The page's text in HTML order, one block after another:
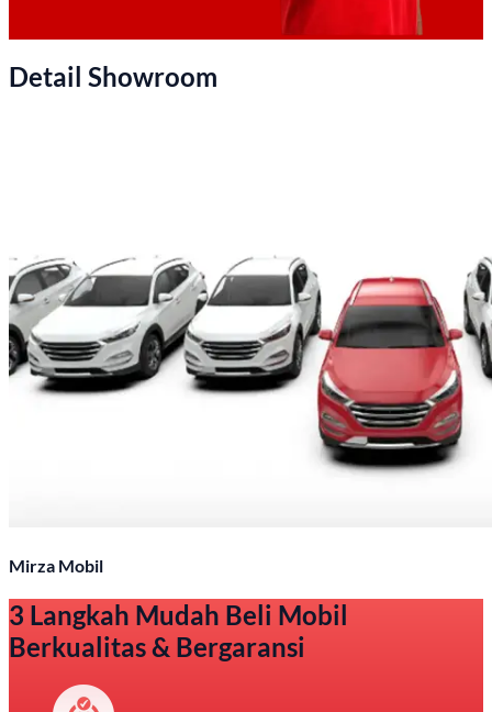
Detail Showroom
Mirza Mobil
3 Langkah Mudah Beli Mobil
Berkualitas & Bergaransi